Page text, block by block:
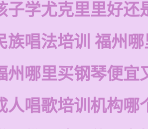
子学尤克里里好还
族唱法培训 福州
州哪里买钢琴便宜
人唱歌培训机构哪